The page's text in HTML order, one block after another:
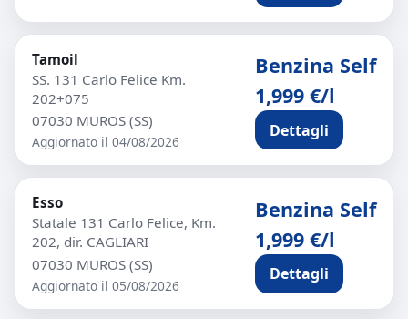
Tamoil
SS. 131 Carlo Felice Km.
202+075
07030 MUROS (SS)
Aggiornato il 04/08/2026
Benzina Self
1,999 €/l
Dettagli
Esso
Statale 131 Carlo Felice, Km.
202, dir. CAGLIARI
07030 MUROS (SS)
Aggiornato il 05/08/2026
Benzina Self
1,999 €/l
Dettagli